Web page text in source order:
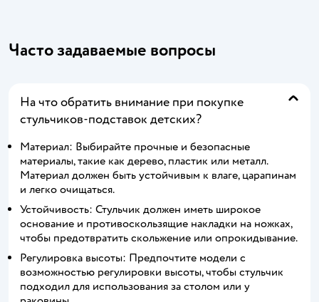
Часто задаваемые вопросы
На что обратить внимание при покупке
стульчиков-подставок детских?
Материал: Выбирайте прочные и безопасные
материалы, такие как дерево, пластик или металл.
Материал должен быть устойчивым к влаге, царапинам
и легко очищаться.
Устойчивость: Стульчик должен иметь широкое
основание и противоскользящие накладки на ножках,
чтобы предотвратить скольжение или опрокидывание.
Регулировка высоты: Предпочтите модели с
возможностью регулировки высоты, чтобы стульчик
подходил для использования за столом или у